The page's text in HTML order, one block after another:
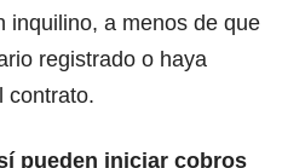
inquilino, a menos de que
registrado o haya
contrato.
pueden iniciar cobros